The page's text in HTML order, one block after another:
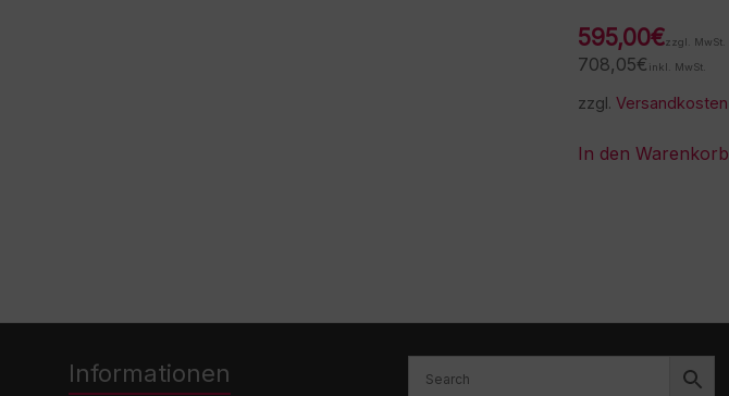
595,00€zzgl. MwSt.
708,05€ inkl. MwSt.
zzgl. Versandkosten
In den Warenkorb
Informationen